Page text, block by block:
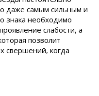
даже самым сильным и
знака необходимо
слабости, а
позволит
свершений, когда